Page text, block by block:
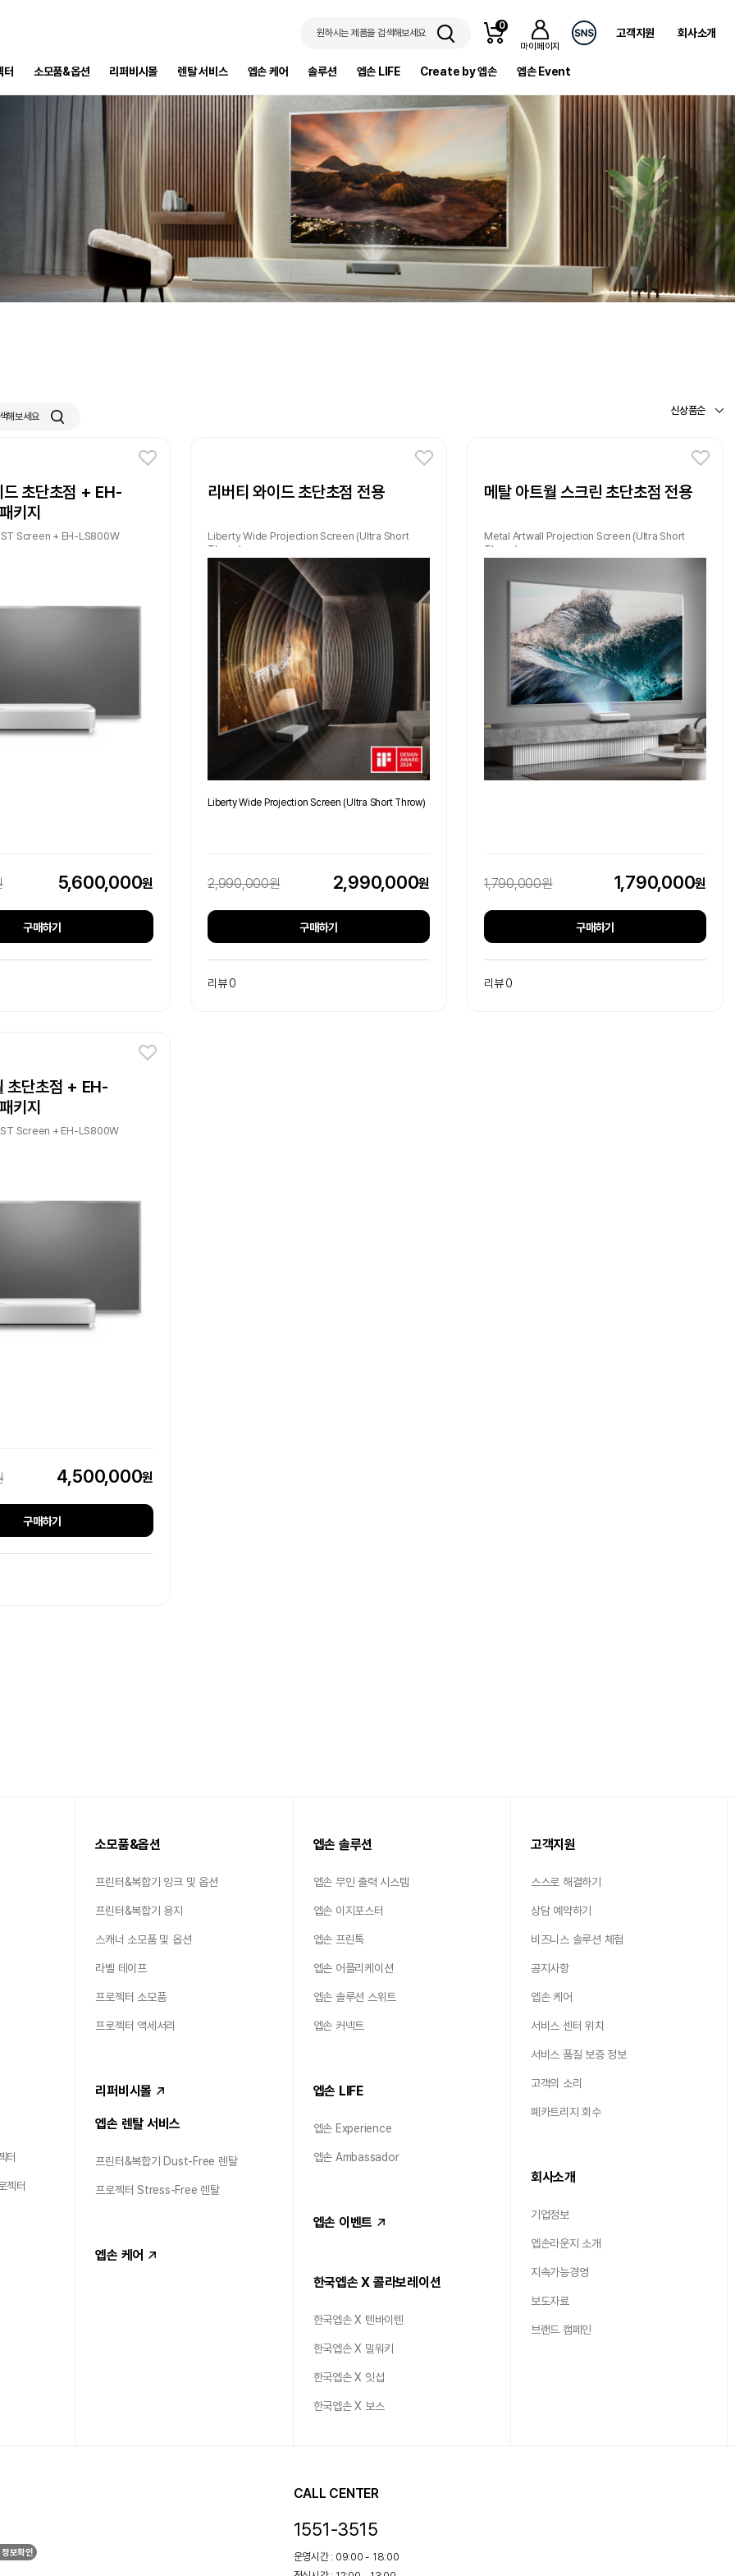
원하시는 제품을 검색해보세요
0
마이페이지
고객지원 회사소개
터 소모품&옵션 리퍼비시몰 렌탈 서비스 엡손 케어 솔루션 엡손 LIFE Create by 엡손 엡손 Event
해보세요
드 초단초점 + EH-
키지
Screen + EH-LS800W
5,600,000원
구매하기
리버티 와이드 초단초점 전용
Liberty Wide Projection Screen (Ultra Short
Throw)
Liberty Wide Projection Screen (Ultra Short Throw)
2,990,000원 2,990,000원
구매하기
리뷰 0
메탈 아트월 스크린 초단초점 전용
Metal Artwall Projection Screen (Ultra Short
Throw)
1,790,000원 1,790,000원
구매하기
리뷰 0
초단초점 + EH-
키지
Screen + EH-LS800W
4,500,000원
구매하기
터
젝터
소모품&옵션
프린터&복합기 잉크 및 옵션
프린터&복합기 용지
스캐너 소모품 및 옵션
라벨 테이프
프로젝터 소모품
프로젝터 액세서리
리퍼비시몰
엡손 렌탈 서비스
프린터&복합기 Dust-Free 렌탈
프로젝터 Stress-Free 렌탈
엡손 케어
엡손 솔루션
엡손 무인 출력 시스템
엡손 이지포스터
엡손 프린톡
엡손 어플리케이션
엡손 솔루션 스위트
엡손 커넥트
엡손 LIFE
엡손 Experience
엡손 Ambassador
엡손 이벤트
한국엡손 X 콜라보레이션
한국엡손 X 텐바이텐
한국엡손 X 밀워키
한국엡손 X 잇섭
한국엡손 X 보스
고객지원
스스로 해결하기
상담 예약하기
비즈니스 솔루션 체험
공지사항
엡손 케어
서비스 센터 위치
서비스 품질 보증 정보
고객의 소리
폐카트리지 회수
회사소개
기업정보
엡손라운지 소개
지속가능경영
보도자료
브랜드 캠페인
보확인
CALL CENTER
1551-3515
운영시간 : 09:00 - 18:00